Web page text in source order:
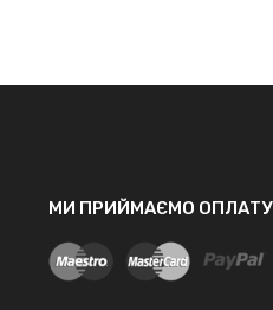
МИ ПРИЙМАЄМО ОПЛАТУ